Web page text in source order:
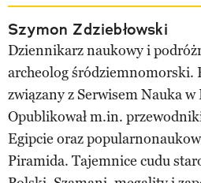
Szymon Zdziebłowski
Dziennikarz naukowy i
archeolog śródziemnomorski.
związany z Serwisem Nauka w
Opublikował m.in.
Egipcie oraz
Piramida. Tajemnice cudu